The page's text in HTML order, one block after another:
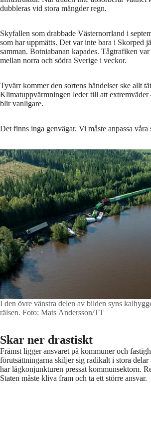
dubbleras vid stora mängder regn.
Skyfallen som drabbade Västernorrland i
som har uppmätts. Det var inte bara i Skorped
samman. Botniabanan kapades. Tågtrafiken
mellan norra och södra Sverige i veckor.
Tyvärr kommer den sortens händelser ske allt
Klimatuppvärmningen leder till att
blir vanligare.
Det finns inga genvägar. Vi måste anpassa våra
I den övre vänstra delen av bilden syns
rälsen. Foto: Mats Andersson/TT
Skar ner drastiskt
Främst ligger ansvaret på kommuner och
förutsättningarna skiljer sig radikalt i stora delar
har lågkonjunkturen pressat kommunsektorn.
Staten måste kliva fram och ta ett större ansvar.